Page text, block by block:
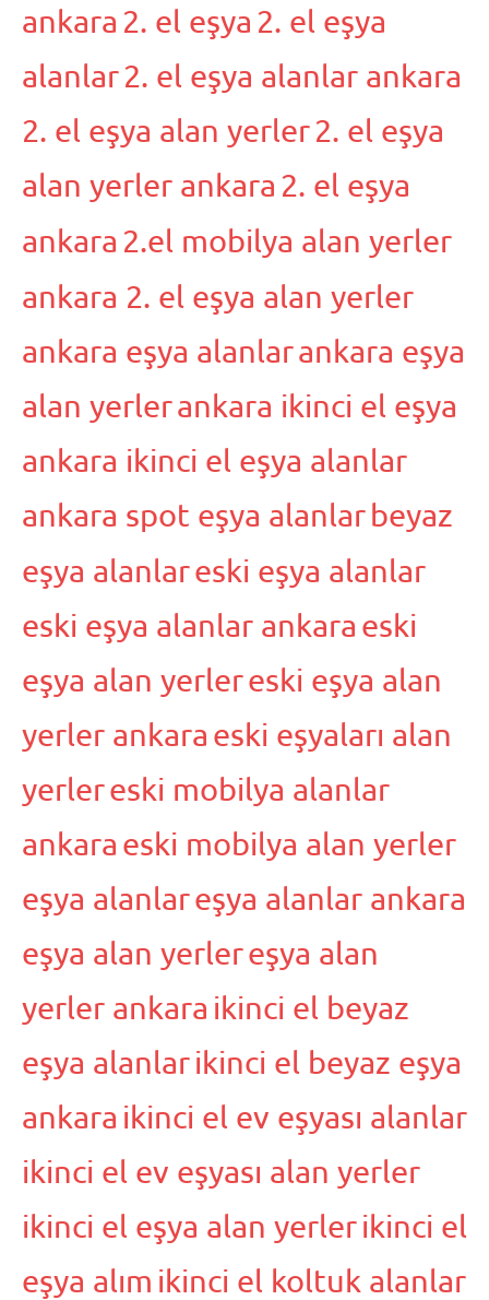
ankara 2. el eşya 2. el eşya
alanlar2. el eşya alanlar ankara
2. el eşya alan yerler2. el eşya
alan yerler ankara 2. el eşya
ankara 2.el mobilya alan yerler
ankara 2. el eşya alan yerler
ankara eşya alanlarankara eşya
alan yerlerankara ikinci el eşya
ankara ikinci el eşya alanlar
ankara spot eşya alanlarbeyaz
eşya alanlareski eşya alanlar
eski eşya alanlar ankara eski
eşya alan yerlereski eşya alan
yerler ankara eski eşyaları alan
yerlereski mobilya alanlar
ankara eski mobilya alan yerler
eşya alanlareşya alanlar ankara
eşya alan yerlereşya alan
yerler ankara ikinci el beyaz
eşya alanlarikinci el beyaz eşya
ankara ikinci el ev eşyası alanlar
ikinci el ev eşyası alan yerler
ikinci el eşya alan yerlerikinci el
eşya alım ikinci el koltuk alanlar